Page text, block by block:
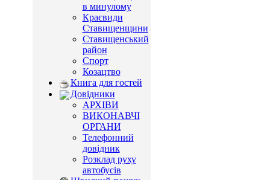
в минулому
Краєвиди
Ставищенщини
Ставищенський
район
Спорт
Козацтво
Книга для гостей
Довідники
АРХІВИ
ВИКОНАВЧІ
ОРГАНИ
Телефонний
довідник
Розклад руху
автобусів